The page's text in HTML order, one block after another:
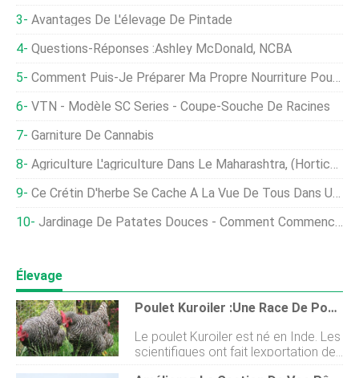
Avantages De L'élevage De Pintade
Questions-Réponses :Ashley McDonald, NCBA
Comment Puis-Je Préparer Ma Propre Nourriture Pour Poulet À Grains Entiers ?
VTN - Modèle SC Series - Coupe-Souche De Racines
Garniture De Cannabis
Agriculture L'agriculture Dans Le Maharashtra, (Horticulture, Bétail)
Ce Crétin D'herbe Se Cache À La Vue De Tous Dans Une Grande Quantité De Rizières Du Monde
Jardinage De Patates Douces - Comment Commencer, Des Astuces, Et Des Idées
Élevage
Poulet Kuroiler :une Race De Poulet Hybride
Le poulet Kuroiler est né en Inde. Les
scientifiques ont fait lexportation de
cette espèce en raison de ses